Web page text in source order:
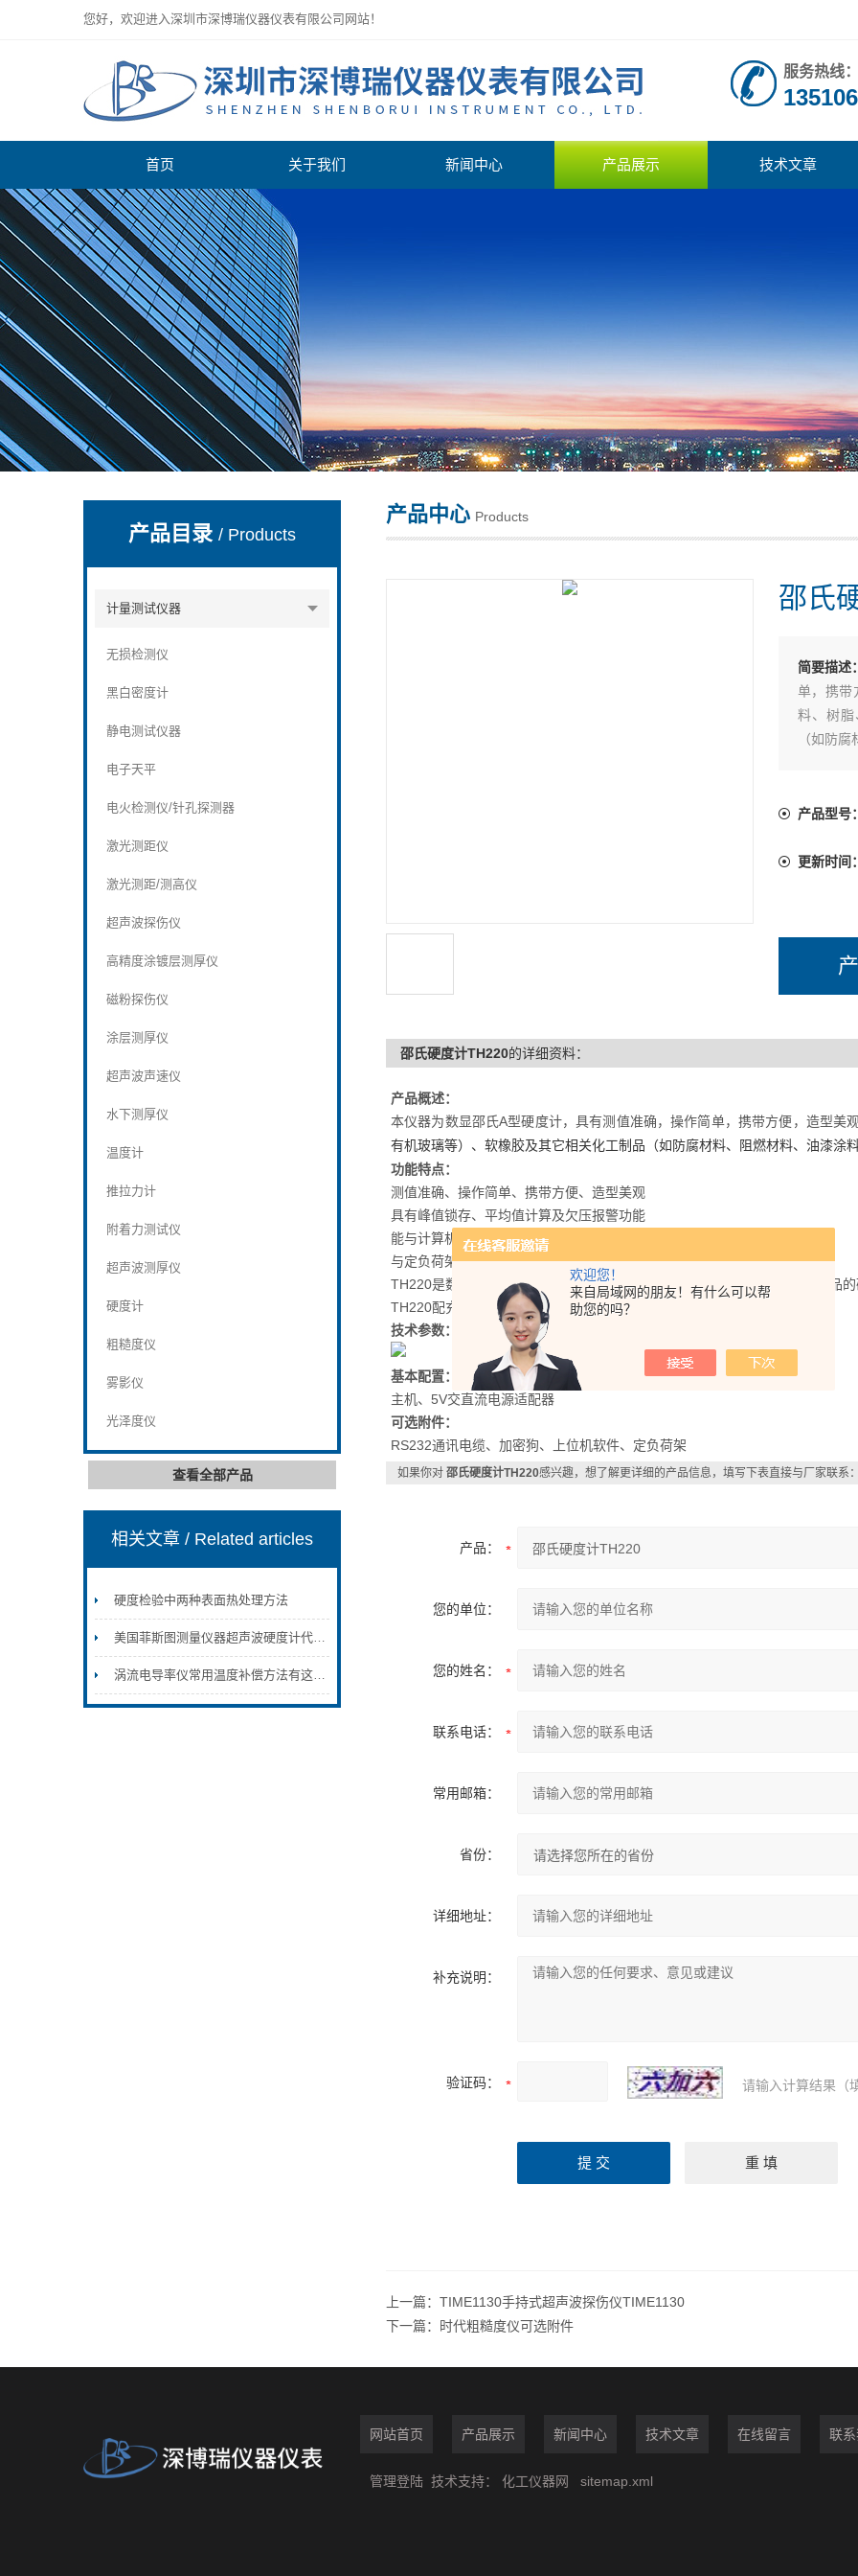
欢迎您！
来自局域网的朋友！有什么可以帮
助您的吗？
您好，欢迎进入深圳市深博瑞仪器仪表有限公司网站！
深圳市深博瑞仪器仪表有限公司
服务热线
首页 关于我们 新闻中心 产品展示 技术文章
产品目录/ Products
计量测试仪器
无损检测仪
黑白密度计
静电测试仪器
电子天平
电火检测仪/针孔探测器
激光测距仪
激光测距/测高仪
超声波探伤仪
高精度涂镀层测厚仪
磁粉探伤仪
涂层测厚仪
超声波声速仪
水下测厚仪
温度计
推拉力计
附着力测试仪
超声波测厚仪
硬度计
粗糙度仪
雾影仪
光泽度仪
查看全部产品
相关文章/ Related articles
硬度检验中两种表面热处理方法
美国菲斯图测量仪器超声波硬度计代理销售MET-1000/MET-1000/PHT-1800/PHT-3500/粗糙度仪SGR-4000/膜厚仪UTG-1500/UTG-2800
涡流电导率仪常用温度补偿方法有这两种
产品中心 Products
邵氏
简要描述
单，携带
料、树
（如防
产品型号
更新时间
邵氏硬度计TH220的详细资料：
产品概述：
本仪器为数显邵氏A型硬度计，具有测值准确，操作简单，携带方便，造型美
有机玻璃等）、软橡胶及其它相关化工制品（如防腐材料、阻燃材料、油漆涂
功能特点：
测值准确、操作简单、携带方便、造型美观
具有峰值锁存、平均值计算及欠压报警功能
能与计算机进行数据通讯
与定负荷架连接进行高精度的稳定测量
TH220是数显邵尔A型硬度计，主要用于塑料、合成橡胶及其它相关化工制品
TH220配充电电池，具有用户自校准功能
技术参数：
基本配置：
主机、5V交直流电源适配器
可选附件：
RS232通讯电缆、加密狗、上位机软件、定负荷架
如果你对 邵氏硬度计TH220感兴趣，想了解更详细的产品信息，填写下表直接与厂家联系
产品：
您的单位：
您的姓名：
联系电话：
常用邮箱：
省份：
详细地址：
补充说明：
验证码： 请输入计算结果（
上一篇： TIME1130手持式超声波探伤仪TIME1130
下一篇：
时代粗糙度仪可选附件
网站首页 产品展示 新闻中心 技术文章 在线留言 联
管理登陆 技术支持： 化工仪器网 sitemap.xml